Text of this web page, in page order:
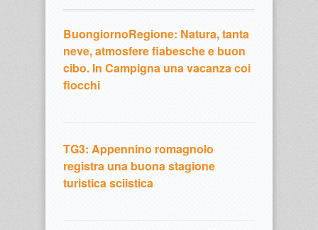
BuongiornoRegione: Natura, tanta
neve, atmosfere fiabesche e buon
cibo. In Campigna una vacanza coi
fiocchi
TG3: Appennino romagnolo
registra una buona stagione
turistica sciistica